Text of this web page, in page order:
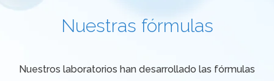
Nuestras fórmulas
Nuestros laboratorios han desarrollado las fórmulas